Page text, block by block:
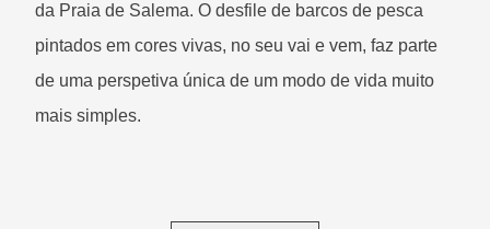
da Praia de Salema. O desfile de barcos de pesca
pintados em cores vivas, no seu vai e vem, faz parte
de uma perspetiva única de um modo de vida muito
mais simples.